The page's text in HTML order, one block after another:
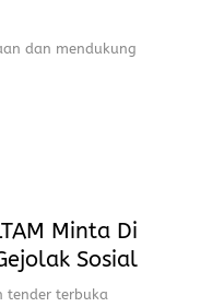
dan mendukung
Minta Di
Sosial
tender terbuka